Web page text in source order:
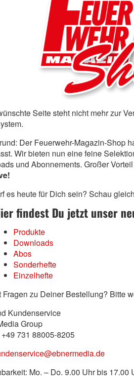
Seite steht nicht mehr zur
Der Feuerwehr-Magazin-Shop
Wir bieten nun eine feine
und Abonnements. Großer
es heute für Dich sein? Schau
findest Du jetzt unser
Produkte
Downloads
Abos
Sonderhefte
Einzelhefte
Fragen zu Deiner Bestellung? Bitte
Kundenservice
Group
731 88005-8205
Mo. – Do. 9.00 Uhr bis 17.00